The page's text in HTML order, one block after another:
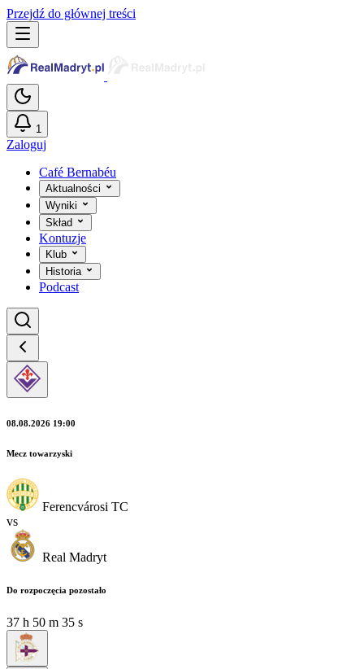
Przejdź do głównej treści
1
Zaloguj
Café Bernabéu
Aktualności
Wyniki
Skład
Kontuzje
Klub
Historia
Podcast
08.08.2026 19:00
Mecz towarzyski
Ferencvárosi TC
vs
Real Madryt
Do rozpoczęcia pozostało
37 h 50 m 35 s